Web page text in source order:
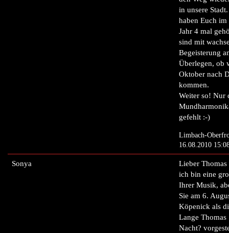
in unsere
haben Euch im
Jahr 4 mal
sind mit
Begeisterung
Überlegen, ob
Oktober nach
kommen.
Weiter so! Nur
gefehlt :-)
Limbach-
16.08.2010
Sonya
Lieber Thomas
ich bin eine
Ihrer Musik,
Sie am 6.
Köpenick als
Lange Thomas
Nacht?